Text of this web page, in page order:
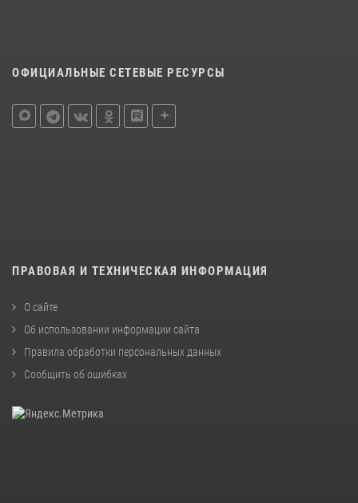
ОФИЦИАЛЬНЫЕ СЕТЕВЫЕ РЕСУРСЫ
ПРАВОВАЯ И ТЕХНИЧЕСКАЯ ИНФОРМАЦИЯ
О сайте
Об использовании информации сайта
Правила обработки персональных данных
Сообщить об ошибках